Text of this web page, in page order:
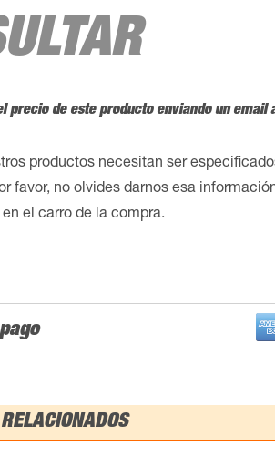
precio de este producto enviando un email
productos necesitan ser
favor, no olvides darnos esa
el carro de la compra.